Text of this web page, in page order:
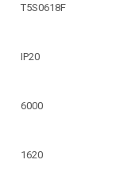
T5S0618F
IP20
6000
1620